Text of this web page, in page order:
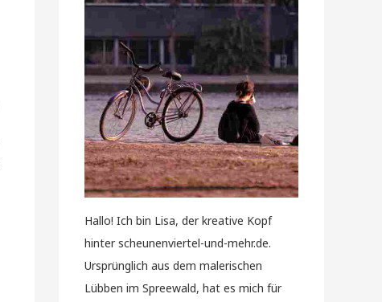
Hallo! Ich bin Lisa, der kreative Kopf
hinter scheunenviertel-und-mehr.de.
Ursprünglich aus dem malerischen
Lübben im Spreewald, hat es mich für